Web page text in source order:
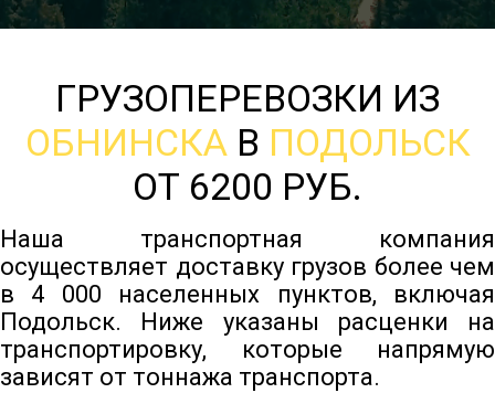
ГРУЗОПЕРЕВОЗКИ ИЗ
ОБНИНСКАВ ПОДОЛЬСК
ОТ 6200 РУБ.
Наша транспортная компания
осуществляет доставку грузов более чем
в 4 000 населенных пунктов, включая
Подольск. Ниже указаны расценки на
транспортировку, которые напрямую
зависят от тоннажа транспорта.